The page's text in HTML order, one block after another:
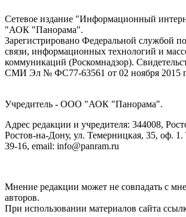
Сетевое издание "Информационный
"АОК "Панорама".
Зарегистрировано Федеральной службой
связи, информационных технологий и
коммуникаций (Роскомнадзор).
СМИ Эл № ФС77-63561 от 02 ноября 2015
Учредитель - ООО "АОК "Панорама".
Адрес редакции и учредителя: 344008,
Ростов-на-Дону, ул. Темерницкая, 35, оф. 1.
39-16, email: info@panram.ru
Мнение редакции может не совпадать с
авторов.
При использовании материалов сайта